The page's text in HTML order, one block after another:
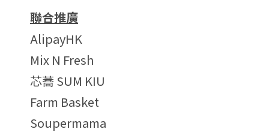
聯合推廣
AlipayHK
Mix N Fresh
芯蕎 SUM KIU
Farm Basket
Soupermama